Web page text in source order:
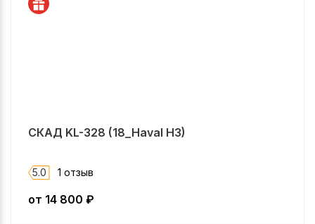
СКАД KL-328 (18_Haval H3)
5.0 1 отзыв
от 14 800 ₽